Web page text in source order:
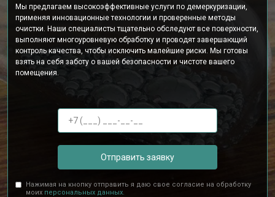
Мы предлагаем высокоэффективные услуги по демеркуризации,
применяя инновационные технологии и проверенные методы
очистки. Наши специалисты тщательно обследуют все поверхности,
выполняют многоуровневую обработку и проводят завершающий
контроль качества, чтобы исключить малейшие риски. Мы готовы
взять на себя заботу о вашей безопасности и чистоте вашего
помещения.
Отправить заявку
Нажимая на кнопку отправить я даю свое согласие на обработку
моих персональных данных.